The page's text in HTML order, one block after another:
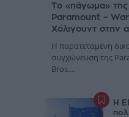
Το «πάγωμα»
Paramount –
Χόλιγουντ στην
Η παρατεταμένη
συγχώνευση της
Bros....
Η